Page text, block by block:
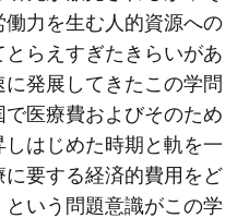
力を生む人的資源への
らえすぎたきらいがあ
発展してきたこの学問
で医療費およびそのため
はじめた時期と軌を一
要する経済的費用をど
いう問題意識がこの学